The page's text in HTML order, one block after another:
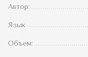
Автор:
Язык
Объем: